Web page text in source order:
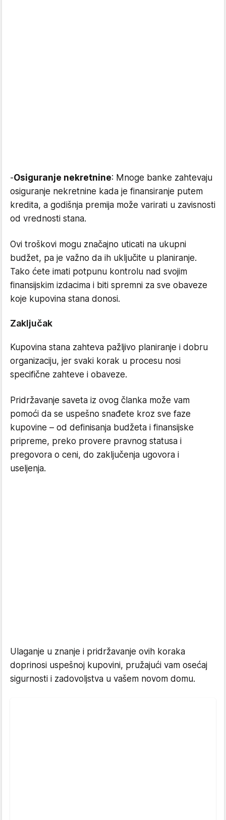
-Osiguranje nekretnine: Mnoge banke zahtevaju
osiguranje nekretnine kada je finansiranje putem
kredita, a godišnja premija može varirati u zavisnosti
od vrednosti stana.
Ovi troškovi mogu značajno uticati na ukupni
budžet, pa je važno da ih uključite u planiranje.
Tako ćete imati potpunu kontrolu nad svojim
finansijskim izdacima i biti spremni za sve obaveze
koje kupovina stana donosi.
Zaključak
Kupovina stana zahteva pažljivo planiranje i dobru
organizaciju, jer svaki korak u procesu nosi
specifične zahteve i obaveze.
Pridržavanje saveta iz ovog članka može vam
pomoći da se uspešno snađete kroz sve faze
kupovine – od definisanja budžeta i finansijske
pripreme, preko provere pravnog statusa i
pregovora o ceni, do zaključenja ugovora i
useljenja.
Ulaganje u znanje i pridržavanje ovih koraka
doprinosi uspešnoj kupovini, pružajući vam osećaj
sigurnosti i zadovoljstva u vašem novom domu.